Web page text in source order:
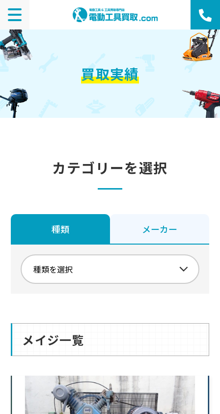
買取実績
カテゴリーを選択
種類 メーカー
メイジ一覧